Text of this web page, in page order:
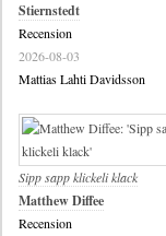
Stiernstedt
Recension
2026-08-03
Mattias Lahti Davidsson
Sipp sapp klickeli klack
Matthew Diffee
Recension